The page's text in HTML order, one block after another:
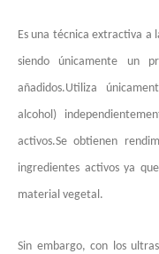
Es una técnica extractiva a
siendo únicamente un
añadidos.Utiliza
alcohol)
activos.Se obtienen
ingredientes activos ya
material vegetal.
Sin embargo, con los